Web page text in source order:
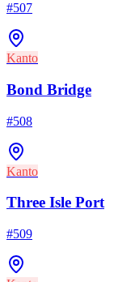
#507
Kanto
Bond Bridge
#508
Kanto
Three Isle Port
#509